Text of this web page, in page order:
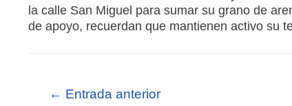
la calle San Miguel para sumar su grano de
de apoyo, recuerdan que mantienen activo su
← Entrada anterior